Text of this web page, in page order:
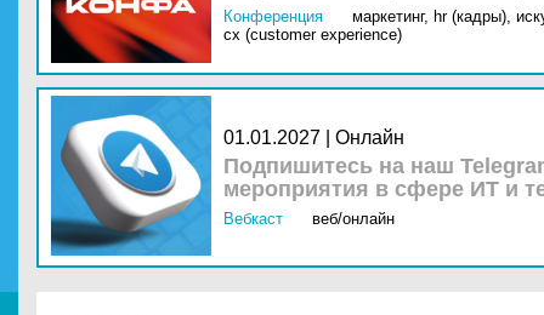
Конференция маркетинг, hr (кадры),
cx (customer experience)
01.01.2027 | Онлайн
Подпишитесь на наш
мероприятия в сфере ИТ и
Вебкаст веб/онлайн